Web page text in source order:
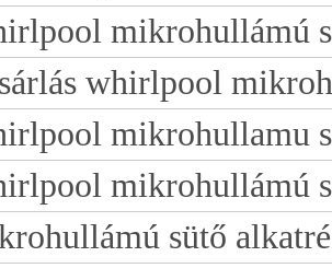
mikrohullámú
whirlpool
mikrohullamu
mikrohullámú
sütő